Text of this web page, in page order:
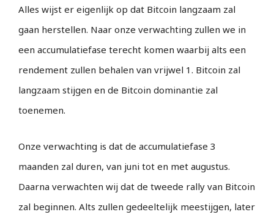
Alles wijst er eigenlijk op dat Bitcoin langzaam zal
gaan herstellen. Naar onze verwachting zullen we in
een accumulatiefase terecht komen waarbij alts een
rendement zullen behalen van vrijwel 1. Bitcoin zal
langzaam stijgen en de Bitcoin dominantie zal
toenemen.
Onze verwachting is dat de accumulatiefase 3
maanden zal duren, van juni tot en met augustus.
Daarna verwachten wij dat de tweede rally van Bitcoin
zal beginnen. Alts zullen gedeeltelijk meestijgen, later